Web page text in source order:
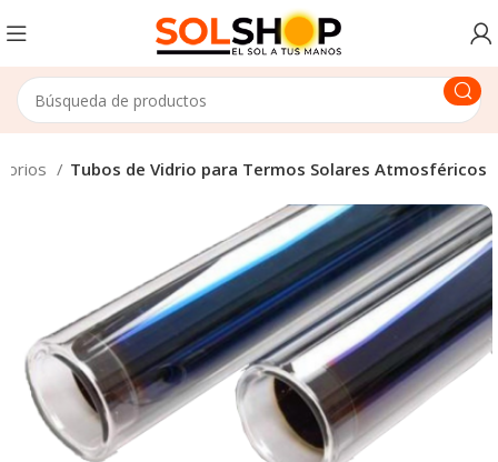
Tubos de Vidrio para Termos Solares Atmosféricos